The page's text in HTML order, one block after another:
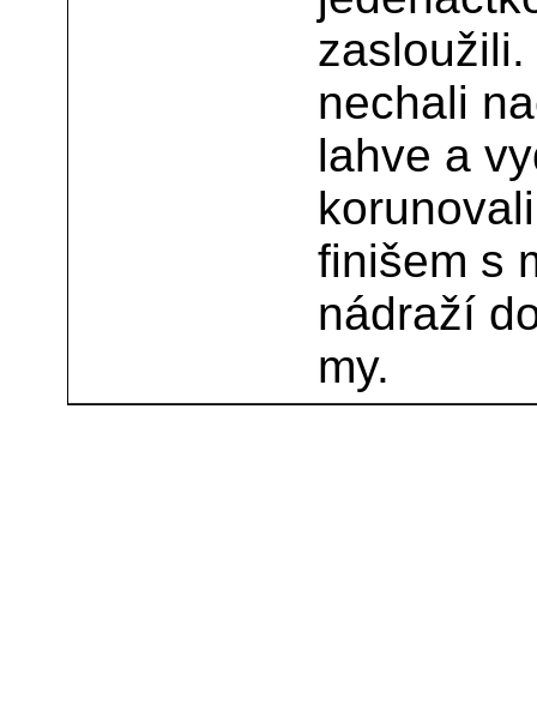
nechali
lahve a
finišem s
nádraží
my.